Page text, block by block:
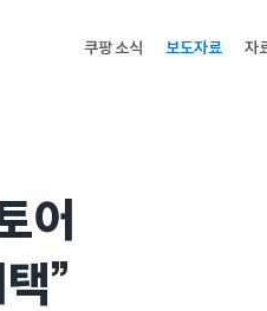
쿠팡 소식 보도자료 자
어
”